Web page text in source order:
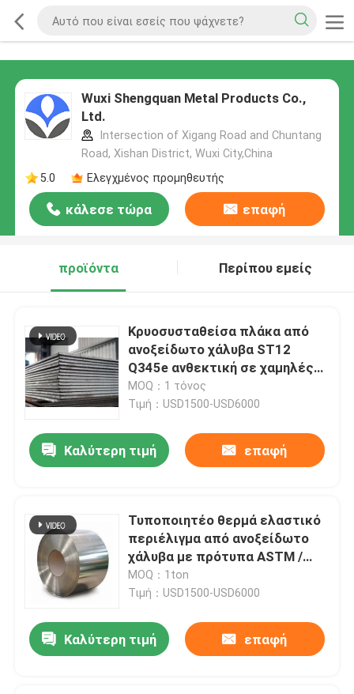
Wuxi Shengquan Metal Products Co.,
Ltd.
Intersection of Xigang Road and Chuntang
Road, Xishan District, Wuxi City,China
5.0
Ελεγχμένος προμηθευτής
κάλεσε τώρα επαφή
προϊόντα Περίπου εμείς
Κρυοσυσταθείσα πλάκα από
ανοξείδωτο χάλυβα ST12
Q345e ανθεκτική σε χαμηλές
θερμοκρασίες
MOQ：1 τόνος
Τιμή：USD1500-USD6000
Καλύτερη τιμή επαφή
Τυποποιητέο θερμά ελαστικό
περιέλιγμα από ανοξείδωτο
χάλυβα με πρότυπα ASTM /
AISI
MOQ：1ton
Τιμή：USD1500-USD6000
Καλύτερη τιμή επαφή